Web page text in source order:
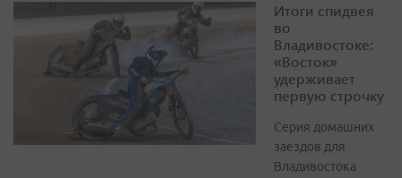
Итоги спидвея
во
Владивостоке:
«Восток»
удерживает
первую строчку
Серия домашних
заездов для
Владивостока